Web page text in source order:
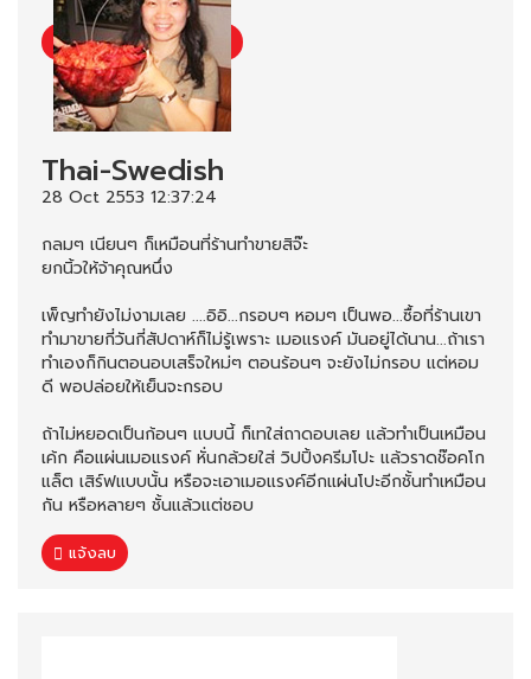
Thai-Swedish
28 Oct 2553 12:37:24
กลมๆ เนียนๆ ก็เหมือนที่ร้านทำขายสิจ๊ะ
ยกนิ้วให้จ้าคุณหนึ่ง
เพ็ญทำยังไม่งามเลย ....อิอิ...กรอบๆ หอมๆ เป็นพอ...ซื้อที่ร้านเขา
ทำมาขายกี่วันกี่สัปดาห์ก็ไม่รู้เพราะ เมอแรงค์ มันอยู่ได้นาน...ถ้าเรา
ทำเองก็กินตอนอบเสร็จใหม่ๆ ตอนร้อนๆ จะยังไม่กรอบ แต่หอม
ดี พอปล่อยให้เย็นจะกรอบ
ถ้าไม่หยอดเป็นก้อนๆ แบบนี้ ก็เทใส่ถาดอบเลย แล้วทำเป็นเหมือน
เค้ก คือแผ่นเมอแรงค์ หั่นกล้วยใส่ วิปปิ้งครีมโปะ แล้วราดช๊อคโก
แล็ต เสิร์ฟแบบนั้น หรือจะเอาเมอแรงค์อีกแผ่นโปะอีกชั้นทำเหมือน
กัน หรือหลายๆ ชั้นแล้วแต่ชอบ
แจ้งลบ